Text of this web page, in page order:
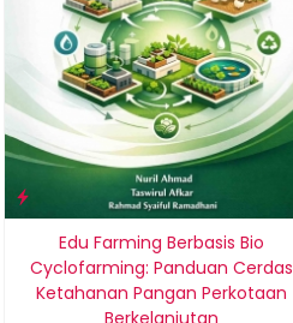
Edu Farming Berbasis Bio
Cyclofarming: Panduan Cerdas
Ketahanan Pangan Perkotaan
Berkelanjutan